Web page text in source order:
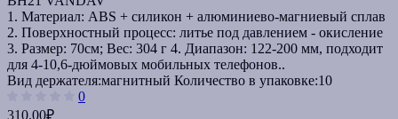
1. Материал: ABS + силикон + алюминиево-магниевый сплав
2. Поверхностный процесс: литье под давлением - окисление
3. Размер: 70см; Вес: 304 г 4. Диапазон: 122-200 мм, подходит
для 4-10,6-дюймовых мобильных телефонов..
Вид держателя:магнитный Количество в упаковке:10
0
310.00₽